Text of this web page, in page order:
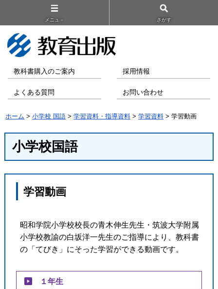
メニュ－ さがす
教科書購入のご案内 採用情報
よくある質問 お問い合わせ
ホーム >小学校 国語 >学習資料・指導資料 >学習資料 > 学習動画
小学校国語
学習動画
昭和学院小学校校長の青木伸生先生・筑波大学附属
小学校教諭の白坂洋一先生のご指導により、教科書
の「てびき」にそった学習ができる動画です。
１年生